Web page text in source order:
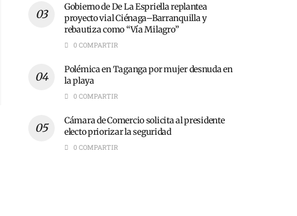
Gobierno de De La Espriella replantea
proyecto vial Ciénaga–Barranquilla y
rebautiza como “Vía Milagro”
0 COMPARTIR
Polémica en Taganga por mujer desnuda en
la playa
0 COMPARTIR
Cámara de Comercio solicita al presidente
electo priorizar la seguridad
0 COMPARTIR